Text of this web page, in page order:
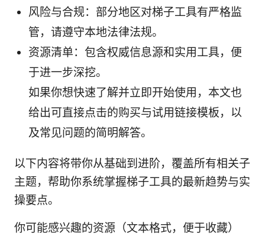
风险与合规：部分地区对梯子工具有严格监
管，请遵守本地法律法规。
资源清单：包含权威信息源和实用工具，便
于进一步深挖。
如果你想快速了解并立即开始使用，本文也
给出可直接点击的购买与试用链接模板，以
及常见问题的简明解答。
以下内容将带你从基础到进阶，覆盖所有相关子
主题，帮助你系统掌握梯子工具的最新趋势与实
操要点。
你可能感兴趣的资源（文本格式，便于收藏）